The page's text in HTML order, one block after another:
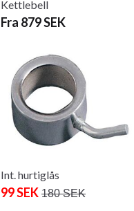
Kettlebell
Fra 879 SEK
Int. hurtiglås
99 SEK 180 SEK